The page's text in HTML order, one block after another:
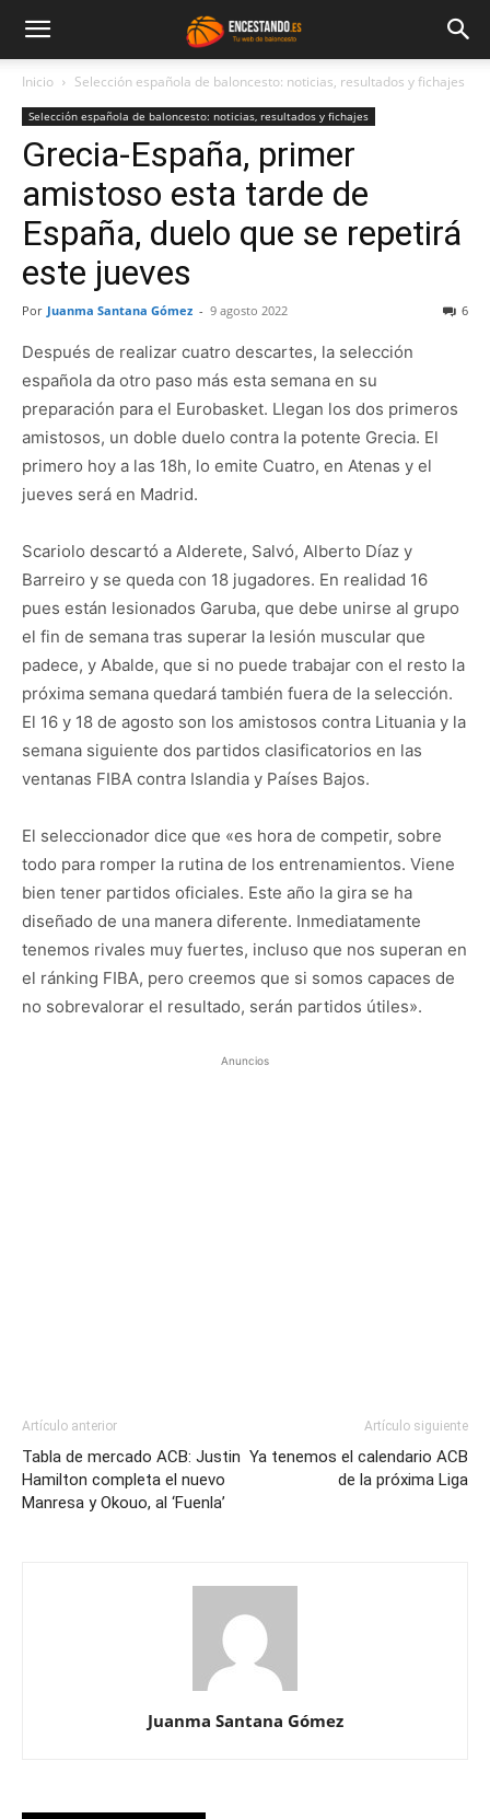
Inicio Selección española de baloncesto: noticias, resultados y fichajes
Selección española de baloncesto: noticias, resultados y fichajes
Grecia-España, primer
amistoso esta tarde de
España, duelo que se repetirá
este jueves
Por Juanma Santana Gómez - 9 agosto 2022 6
Después de realizar cuatro descartes, la selección
española da otro paso más esta semana en su
preparación para el Eurobasket. Llegan los dos primeros
amistosos, un doble duelo contra la potente Grecia. El
primero hoy a las 18h, lo emite Cuatro, en Atenas y el
jueves será en Madrid.
Scariolo descartó a Alderete, Salvó, Alberto Díaz y
Barreiro y se queda con 18 jugadores. En realidad 16
pues están lesionados Garuba, que debe unirse al grupo
el fin de semana tras superar la lesión muscular que
padece, y Abalde, que si no puede trabajar con el resto la
próxima semana quedará también fuera de la selección.
El 16 y 18 de agosto son los amistosos contra Lituania y la
semana siguiente dos partidos clasificatorios en las
ventanas FIBA contra Islandia y Países Bajos.
El seleccionador dice que «es hora de competir, sobre
todo para romper la rutina de los entrenamientos. Viene
bien tener partidos oficiales. Este año la gira se ha
diseñado de una manera diferente. Inmediatamente
tenemos rivales muy fuertes, incluso que nos superan en
el ránking FIBA, pero creemos que si somos capaces de
no sobrevalorar el resultado, serán partidos útiles».
Anuncios
Artículo anterior
Tabla de mercado ACB: Justin
Hamilton completa el nuevo
Manresa y Okouo, al ‘Fuenla’
Artículo siguiente
Ya tenemos el calendario ACB
de la próxima Liga
Juanma Santana Gómez